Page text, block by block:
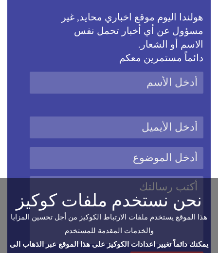
هولندا اليوم موقع اخباري محايد, غير
مسؤول عن أي أخبار تحمل نفس
الاسم أو الشعار.
دائماً مستمرين معكم
نحن نستخدم ملفات كوكيز
هذا الموقع يستخدم ملفات الارتباط الكوكيز من أجل تحسين المزايا
والخدمات المقدمة للمستخدم
يمكنك دائماً تغيير اعدادات الكوكيز على هذا الموقع عبر الذهاب الى